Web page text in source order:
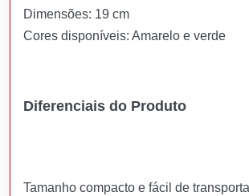
Dimensões: 19 cm
Cores disponíveis: Amarelo e verde
Diferenciais do Produto
Tamanho compacto e fácil de